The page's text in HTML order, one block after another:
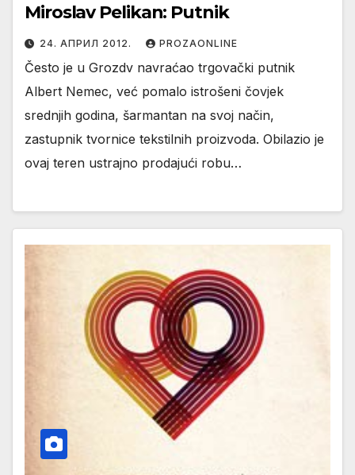
Miroslav Pelikan: Putnik
24. АПРИЛ 2012. PROZAONLINE
Često je u Grozdv navraćao trgovački putnik
Albert Nemec, već pomalo istrošeni čovjek
srednjih godina, šarmantan na svoj način,
zastupnik tvornice tekstilnih proizvoda. Obilazio je
ovaj teren ustrajno prodajući robu…